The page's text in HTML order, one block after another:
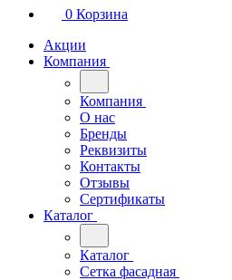
0 Корзина
Акции
Компания
Компания
О нас
Бренды
Реквизиты
Контакты
Отзывы
Сертификаты
Каталог
Каталог
Сетка фасадная